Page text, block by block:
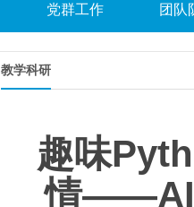
党群工作 团队
教学科研
趣味
情——AI